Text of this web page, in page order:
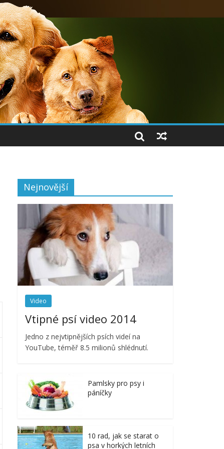
Nejnovější
Video
Vtipné psí video 2014
Jedno z nejvtipnějších psích videí na
YouTube, téměř 8.5 milionů shlédnutí.
Pamlsky pro psy i
páníčky
10 rad, jak se starat o
psa v horkých letních